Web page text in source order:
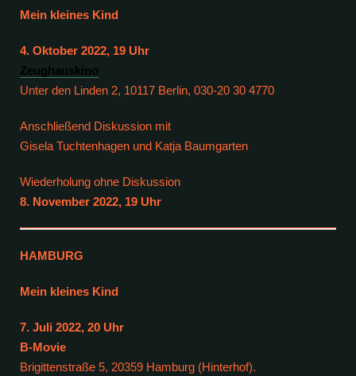
Mein kleines Kind
4. Oktober 2022, 19 Uhr
Zeughauskino
Unter den Linden 2, 10117 Berlin, 030-20 30 4770
Anschließend Diskussion mit
Gisela Tuchtenhagen und Katja Baumgarten
Wiederholung ohne Diskussion
8. November 2022, 19 Uhr
HAMBURG
Mein kleines Kind
7. Juli 2022, 20 Uhr
B-Movie
Brigittenstraße 5, 20359 Hamburg (Hinterhof).